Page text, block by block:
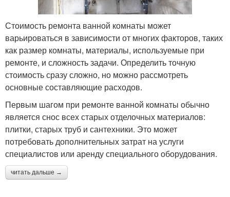
Стоимость ремонта ванной комнаты может
варьироваться в зависимости от многих факторов, таких
как размер комнаты, материалы, используемые при
ремонте, и сложность задачи. Определить точную
стоимость сразу сложно, но можно рассмотреть
основные составляющие расходов.
Первым шагом при ремонте ванной комнаты обычно
является снос всех старых отделочных материалов:
плитки, старых труб и сантехники. Это может
потребовать дополнительных затрат на услуги
специалистов или аренду специального оборудования.
читать дальше →